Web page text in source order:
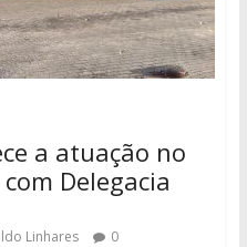
a atuação no
Delegacia
Linhares 0